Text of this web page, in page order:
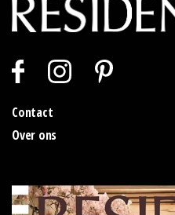
Contact
Over ons